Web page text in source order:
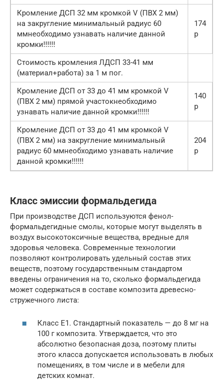
Кромление ДСП 32 мм кромкой V (ПВХ 2 мм)
на закругление минимальный радиус 60
ммнеобходимо узнавать наличие данной
кромки!!!!!!
174
р
Стоимость кромления ЛДСП 33-41 мм
(материал+работа) за 1 м пог.
Кромление ДСП от 33 до 41 мм кромкой V
(ПВХ 2 мм) прямой участокнеобходимо
узнавать наличие данной кромки!!!!!!
140
р
Кромление ДСП от 33 до 41 мм кромкой V
(ПВХ 2 мм) на закругление минимальный
радиус 60 ммнеобходимо узнавать наличие
данной кромки!!!!!!
204
р
Класс эмиссии формальдегида
При производстве ДСП используются фенол-
формальдегидные смолы, которые могут выделять в
воздух высокотоксичные вещества, вредные для
здоровья человека. Современные технологии
позволяют контролировать удельный состав этих
веществ, поэтому государственным стандартом
введены ограничения на то, сколько формальдегида
может содержаться в составе композита древесно-
стружечного листа:
Класс Е1. Стандартный показатель — до 8 мг на
100 г композита. Утверждается, что это
абсолютно безопасная доза, поэтому плиты
этого класса допускается использовать в любых
помещениях, в том числе и в мебели для
детских комнат.